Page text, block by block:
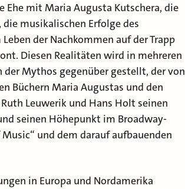
Ehe mit Maria Augusta Kutschera, die
musikalischen Erfolge des
der Nachkommen auf der Trapp
Diesen Realitäten wird in mehreren
Mythos gegenüber gestellt, der von
Büchern Maria Augustas und den
Leuwerik und Hans Holt seinen
seinen Höhepunkt im Broadway-
Music“ und dem darauf aufbauenden
in Europa und Nordamerika